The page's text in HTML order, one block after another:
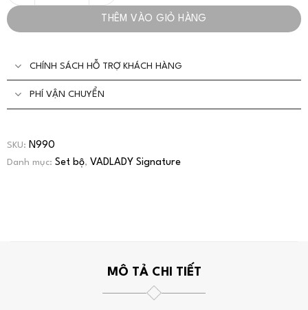
THÊM VÀO GIỎ HÀNG
CHÍNH SÁCH HỖ TRỢ KHÁCH HÀNG
PHÍ VẬN CHUYỂN
SKU: N990
Danh mục: Set bộ, VADLADY Signature
MÔ TẢ CHI TIẾT